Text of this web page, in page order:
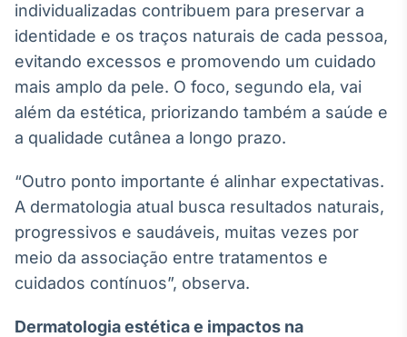
individualizadas contribuem para preservar a
identidade e os traços naturais de cada pessoa,
evitando excessos e promovendo um cuidado
mais amplo da pele. O foco, segundo ela, vai
além da estética, priorizando também a saúde e
a qualidade cutânea a longo prazo.
“Outro ponto importante é alinhar expectativas.
A dermatologia atual busca resultados naturais,
progressivos e saudáveis, muitas vezes por
meio da associação entre tratamentos e
cuidados contínuos”, observa.
Dermatologia estética e impactos na